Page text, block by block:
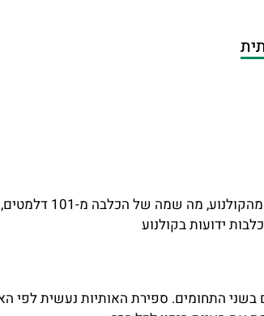
כלבה קולנועית תשחץ, כלבה
ידועות בקולנוע
בשני התחומים. ספירת האותיות נעשית לפי